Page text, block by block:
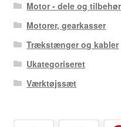
Motor - dele og tilbehør
Motorer, gearkasser
Trækstænger og kabler
Ukategoriseret
Værktøjssæt